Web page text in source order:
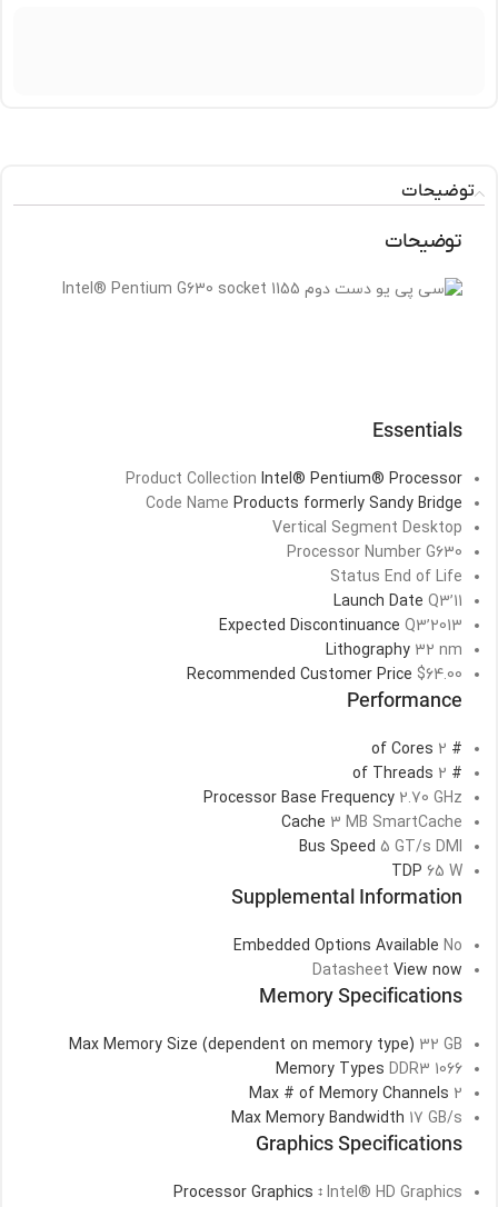
توضیحات
توضیحات
Essentials
Product Collection Intel® Pentium® Processor
Code Name Products formerly Sandy Bridge
Vertical Segment Desktop
Processor Number G630
Status End of Life
Launch Date Q3’11
Expected Discontinuance Q3’2013
Lithography 32 nm
Recommended Customer Price $64.00
Performance
# of Cores
2
# of Threads
2
Processor Base Frequency 2.70 GHz
Cache 3 MB SmartCache
Bus Speed 5 GT/s DMI
TDP 65 W
Supplemental Information
Embedded Options Available No
Datasheet View now
Memory Specifications
Max Memory Size (dependent on memory type) 32 GB
Memory Types DDR3 1066
Max # of Memory Channels 2
Max Memory Bandwidth 17 GB/s
Graphics Specifications
Processor Graphics ‡ Intel® HD Graphics